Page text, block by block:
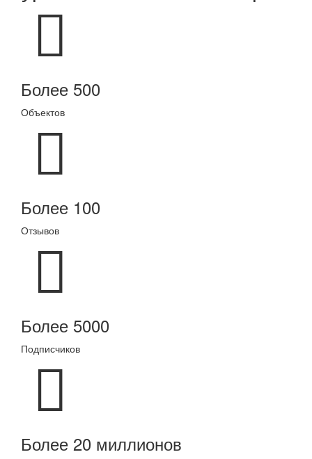
Более 500
Объектов
Более 100
Отзывов
Более 5000
Подписчиков
Более 20 миллионов